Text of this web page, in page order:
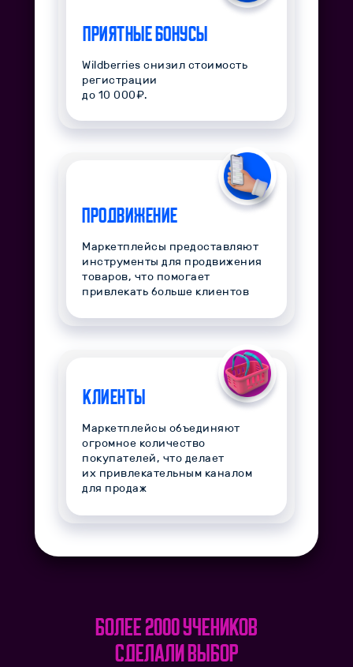
Приятные бонусы
Wildberries снизил стоимость
регистрации
до 10 000₽.
Продвижение
Маркетплейсы предоставляют
инструменты для продвижения
товаров, что помогает
привлекать больше клиентов
Клиенты
Маркетплейсы объединяют
огромное количество
покупателей, что делает
их привлекательным каналом
для продаж
БОЛЕЕ 2000 УЧЕНИКОВ
СДЕЛАЛИ выбор